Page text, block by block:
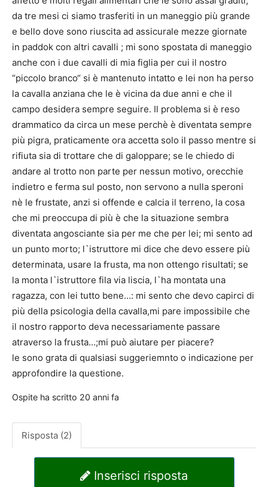
da tre mesi ci siamo trasferiti in un maneggio più grande
e bello dove sono riuscita ad assicurale mezze giornate
in paddok con altri cavalli ; mi sono spostata di maneggio
anche con i due cavalli di mia figlia per cui il nostro
“piccolo branco“ si è mantenuto intatto e lei non ha perso
la cavalla anziana che le è vicina da due anni e che il
campo desidera sempre seguire. Il problema si è reso
drammatico da circa un mese perchè è diventata sempre
più pigra, praticamente ora accetta solo il passo mentre si
rifiuta sia di trottare che di galoppare; se le chiedo di
andare al trotto non parte per nessun motivo, orecchie
indietro e ferma sul posto, non servono a nulla speroni
nè le frustate, anzi si offende e calcia il terreno, la cosa
che mi preoccupa di più è che la situazione sembra
diventata angosciante sia per me che per lei; mi sento ad
un punto morto; l`istruttore mi dice che devo essere più
determinata, usare la frusta, ma non ottengo risultati; se
la monta l`istruttore fila via liscia, l`ha montata una
ragazza, con lei tutto bene…: mi sento che devo capirci di
più della psicologia della cavalla,mi pare impossibile che
il nostro rapporto deva necessariamente passare
atraverso la frusta…;mi può aiutare per piacere?
le sono grata di qualsiasi suggeriemnto o indicazione per
approfondire la questione.
Ospite ha scritto 20 anni fa
Risposta (2)
Inserisci risposta